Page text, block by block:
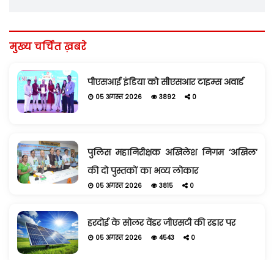
मुख्य चर्चित ख़बरे
पीएसआई इंडिया को सीएसआर टाइम्स अवार्ड
05 अगस्त 2026 3892 0
पुलिस महानिरीक्षक अखिलेश निगम ‘अखिल’
की दो पुस्तकों का भव्य लोकार
05 अगस्त 2026 3815 0
हरदोई के सोलर वेंडर जीएसटी की रडार पर
05 अगस्त 2026 4543 0